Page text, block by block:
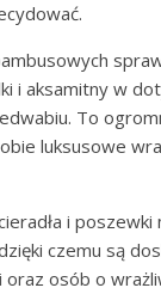
i aksamitny w
To
luksusowe
i poszewki
czemu są
osób o